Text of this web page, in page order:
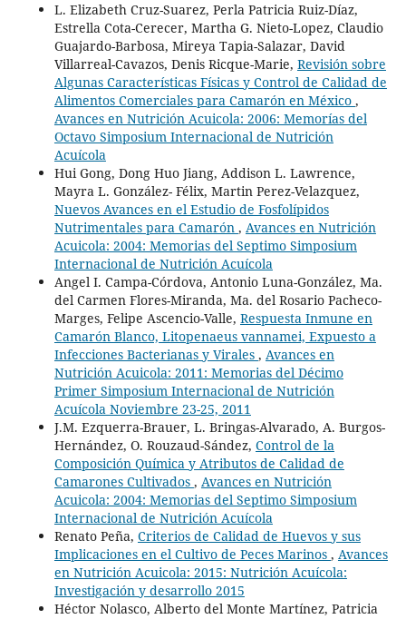
L. Elizabeth Cruz-Suarez, Perla Patricia Ruiz-Díaz,
Estrella Cota-Cerecer, Martha G. Nieto-Lopez, Claudio
Guajardo-Barbosa, Mireya Tapia-Salazar, David
Villarreal-Cavazos, Denis Ricque-Marie, Revisión sobre
Algunas Características Físicas y Control de Calidad de
Alimentos Comerciales para Camarón en México ,
Avances en Nutrición Acuicola: 2006: Memorías del
Octavo Simposium Internacional de Nutrición
Acuícola
Hui Gong, Dong Huo Jiang, Addison L. Lawrence,
Mayra L. González- Félix, Martin Perez-Velazquez,
Nuevos Avances en el Estudio de Fosfolípidos
Nutrimentales para Camarón , Avances en Nutrición
Acuicola: 2004: Memorias del Septimo Simposium
Internacional de Nutrición Acuícola
Angel I. Campa-Córdova, Antonio Luna-González, Ma.
del Carmen Flores-Miranda, Ma. del Rosario Pacheco-
Marges, Felipe Ascencio-Valle, Respuesta Inmune en
Camarón Blanco, Litopenaeus vannamei, Expuesto a
Infecciones Bacterianas y Virales , Avances en
Nutrición Acuicola: 2011: Memorias del Décimo
Primer Simposium Internacional de Nutrición
Acuícola Noviembre 23-25, 2011
J.M. Ezquerra-Brauer, L. Bringas-Alvarado, A. Burgos-
Hernández, O. Rouzaud-Sández, Control de la
Composición Química y Atributos de Calidad de
Camarones Cultivados , Avances en Nutrición
Acuicola: 2004: Memorias del Septimo Simposium
Internacional de Nutrición Acuícola
Renato Peña, Criterios de Calidad de Huevos y sus
Implicaciones en el Cultivo de Peces Marinos , Avances
en Nutrición Acuicola: 2015: Nutrición Acuícola:
Investigación y desarrollo 2015
Héctor Nolasco, Alberto del Monte Martínez, Patricia